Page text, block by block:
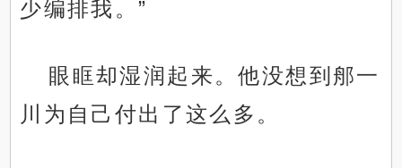
少编排我。”
眼眶却湿润起来。他没想到郍一
川为自己付出了这么多。